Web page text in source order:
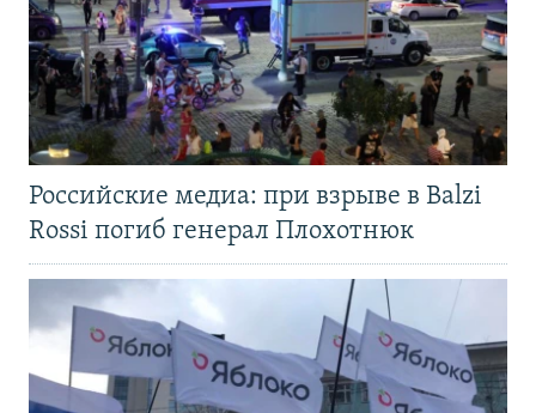
Российские медиа: при взрыве в Balzi
Rossi погиб генерал Плохотнюк